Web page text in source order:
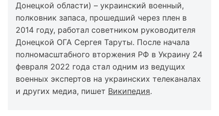
Донецкой области) – украинский военный,
полковник запаса, прошедший через плен в
2014 году, работал советником руководителя
Донецкой ОГА Сергея Таруты. После начала
полномасштабного вторжения РФ в Украину 24
февраля 2022 года стал одним из ведущих
военных экспертов на украинских телеканалах
и других медиа, пишет Википедия.